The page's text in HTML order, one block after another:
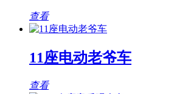
查看
11座电动老爷车
查看